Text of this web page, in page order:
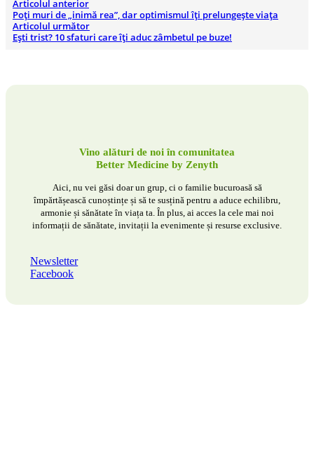
Articolul anterior
Poți muri de „inimă rea”, dar optimismul îți prelungește viața
Articolul următor
Ești trist? 10 sfaturi care îți aduc zâmbetul pe buze!
Vino alături de noi în comunitatea
Better Medicine by Zenyth
Aici, nu vei găsi doar un grup, ci o familie bucuroasă să
împărtășească cunoștințe și să te susțină pentru a aduce echilibru,
armonie și sănătate în viața ta. În plus, ai acces la cele mai noi
informații de sănătate, invitații la evenimente și resurse exclusive.
Newsletter
Facebook